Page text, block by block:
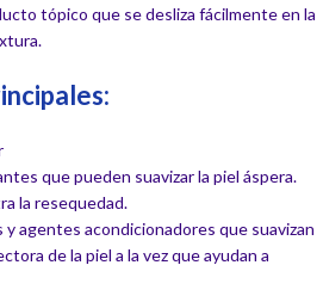
tópico que se desliza fácilmente en la
que pueden suavizar la piel áspera.
la resequedad.
agentes acondicionadores que suavizan
de la piel a la vez que ayudan a